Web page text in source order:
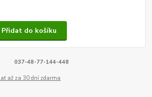
Přidat do košíku
037-48-77-144-448
až za 30 dní zdarma